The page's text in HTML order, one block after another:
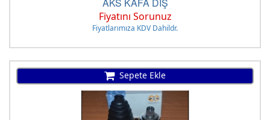
Fiyatını Sorunuz
Fiyatlarımıza KDV Dahildr.
Sepete Ekle